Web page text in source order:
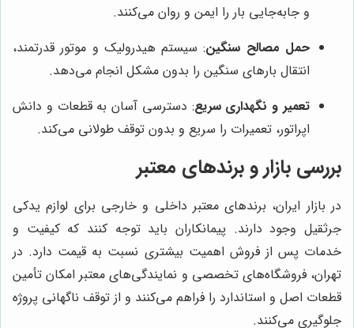
و جابه‌جایی بار را ایمن و روان می‌کنند.
حمل مصالح سنگین: سیستم هیدرولیک و موتور قدرتمند،
انتقال بارهای سنگین را بدون مشکل انجام می‌دهد.
تعمیر و نگهداری سریع: دسترسی آسان به قطعات و دانش
اپراتور، تعمیرات را سریع و بدون توقف طولانی می‌کند.
بررسی بازار و برندهای معتبر
در بازار ایران، برندهای معتبر داخلی و خارجی برای لوازم یدکی
جرثقیل وجود دارند. پیمانکاران باید توجه کنند که کیفیت و
خدمات پس از فروش اهمیت بیشتری نسبت به قیمت دارد. در
تهران، فروشگاه‌های تخصصی و نمایندگی‌های معتبر امکان تأمین
قطعات اصل و استاندارد را فراهم می‌کنند و از توقف ناگهانی پروژه
جلوگیری می‌کنند.